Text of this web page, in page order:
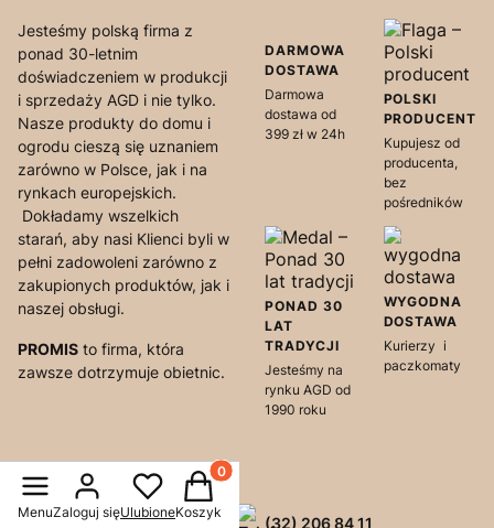
Jesteśmy polską firma z
ponad 30-letnim
doświadczeniem w produkcji
i sprzedaży AGD i nie tylko.
Nasze produkty do domu i
ogrodu cieszą się uznaniem
zarówno w Polsce, jak i na
rynkach europejskich.
Dokładamy wszelkich
starań, aby nasi Klienci byli w
pełni zadowoleni zarówno z
zakupionych produktów, jak i
naszej obsługi.
PROMIS to firma, która
zawsze dotrzymuje obietnic.
DARMOWA
DOSTAWA
Darmowa
dostawa od
399 zł w 24h
POLSKI
PRODUCENT
Kupujesz od
producenta,
bez
pośredników
PONAD 30
LAT
TRADYCJI
Jesteśmy na
rynku AGD od
1990 roku
WYGODNA
DOSTAWA
Kurierzy i
paczkomaty
Kontakt
Promis sp. z o.o. (32) 206 84 11
MenuZaloguj sięUlubione
Produkty w koszyku: 0. Zobacz
Koszyk